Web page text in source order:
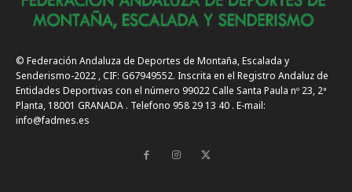
© Federación Andaluza de Deportes de Montaña, Escalada y
Senderismo-2022 , CIF: G67949552. Inscrita en el Registro Andaluz de
Entidades Deportivas con el número 99022 Calle Santa Paula nº 23, 2ª
Planta, 18001 GRANADA . Telefono 958 29 13 40 . E-mail:
info@fadmes.es